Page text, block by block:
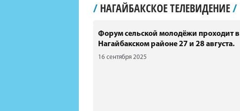
/ НАГАЙБАКСКОЕ ТЕЛЕВИДЕНИЕ/
Форум сельской молодёжи проходит в
Нагайбакском районе 27 и 28 августа.
16 сентября 2025